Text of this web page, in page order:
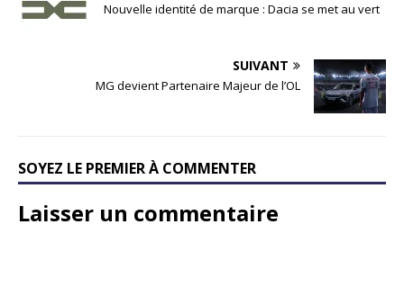
Nouvelle identité de marque : Dacia se met au vert
SUIVANT
MG devient Partenaire Majeur de l’OL
SOYEZ LE PREMIER À COMMENTER
Laisser un commentaire